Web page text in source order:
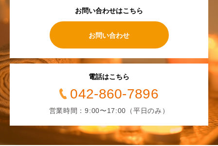
お問い合わせはこちら
お問い合わせ
電話はこちら
042-860-7896
営業時間：9:00〜17:00（平日のみ）